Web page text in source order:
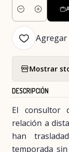
Cantidad
Mostrar
DESCRIPCIÓN
El consultor
relación a
han
temporada